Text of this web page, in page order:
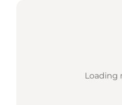
Loading